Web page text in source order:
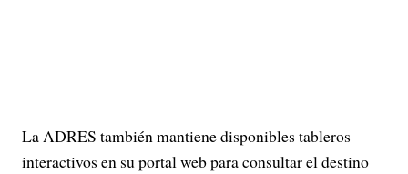
La ADRES también mantiene disponibles tableros
interactivos en su portal web para consultar el destino